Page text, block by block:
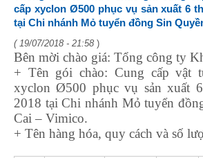
cấp xyclon Ø500 phục vụ sản xuất 6
tại Chi nhánh Mỏ tuyển đồng Sin
( 19/07/2018 - 21:58 )
Bên mời chào giá: Tổng công ty
+ Tên gói chào: Cung cấp vật
xyclon Ø500 phục vụ sản xuất
2018 tại Chi nhánh Mỏ tuyển
Cai – Vimico.
+ Tên hàng hóa, quy cách và số